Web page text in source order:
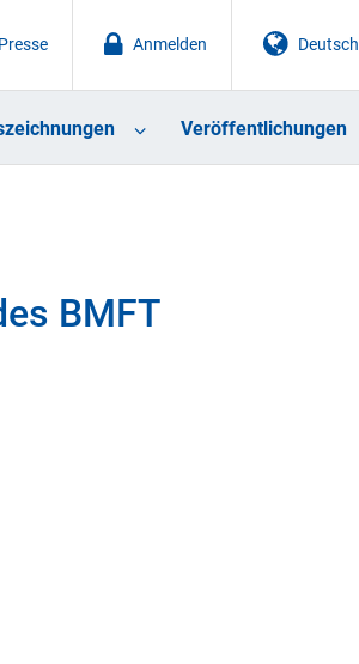
Deutsch
Anmelden
Presse
Veröffentlichungen
BMFT